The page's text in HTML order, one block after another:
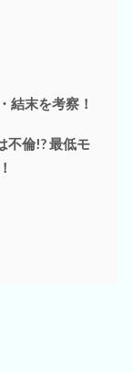
結末を考察！
不倫!? 最低モ